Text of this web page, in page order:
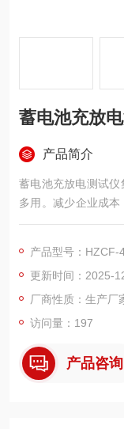
蓄电池充放
产品简介
蓄电池充放电测试
多用。减少企业成本
源维护提供全面科学
产品型号：HZCF-
更新时间：2025-
厂商性质：生产厂
访问量：197
产品咨询